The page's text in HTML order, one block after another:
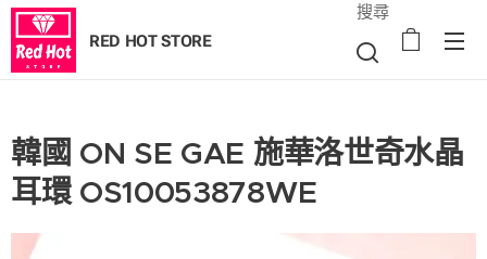
RED HOT STORE
搜尋
韓國 ON SE GAE 施華洛世奇水晶
耳環 OS10053878WE